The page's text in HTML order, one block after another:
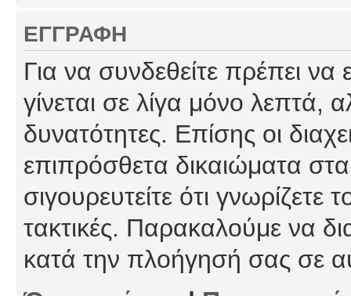
ΕΓΓΡΑΦΉ
Για να συνδεθείτε πρέπει
γίνεται σε λίγα μόνο λεπτά,
δυνατότητες. Επίσης οι
επιπρόσθετα δικαιώματα
σιγουρευτείτε ότι γνωρίζετε
τακτικές. Παρακαλούμε να
κατά την πλοήγησή σας σε